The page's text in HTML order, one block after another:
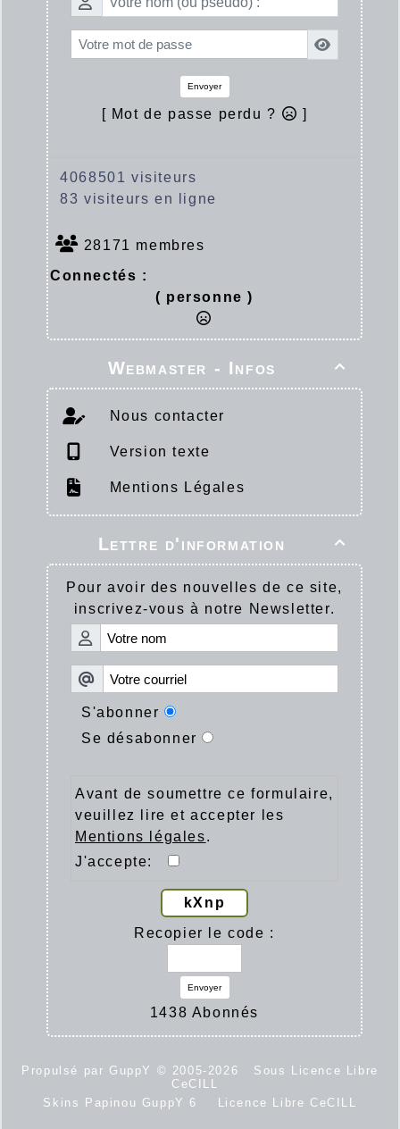
Envoyer
[ Mot de passe perdu ? ]
4068501 visiteurs
83 visiteurs en ligne
28171 membres
Connectés :
( personne )

Webmaster - Infos
Nous contacter
Version texte
Mentions Légales

Lettre d'information
Pour avoir des nouvelles de ce site,
inscrivez-vous à notre Newsletter.
S'abonner
Se désabonner
Avant de soumettre ce formulaire,
veuillez lire et accepter les
Mentions légales.
J'accepte:
kXnp
Recopier le code :
Envoyer
1438 Abonnés
Propulsé par GuppY © 2005-2026
Sous Licence Libre
CeCILL
Skins Papinou GuppY 6
Licence Libre CeCILL